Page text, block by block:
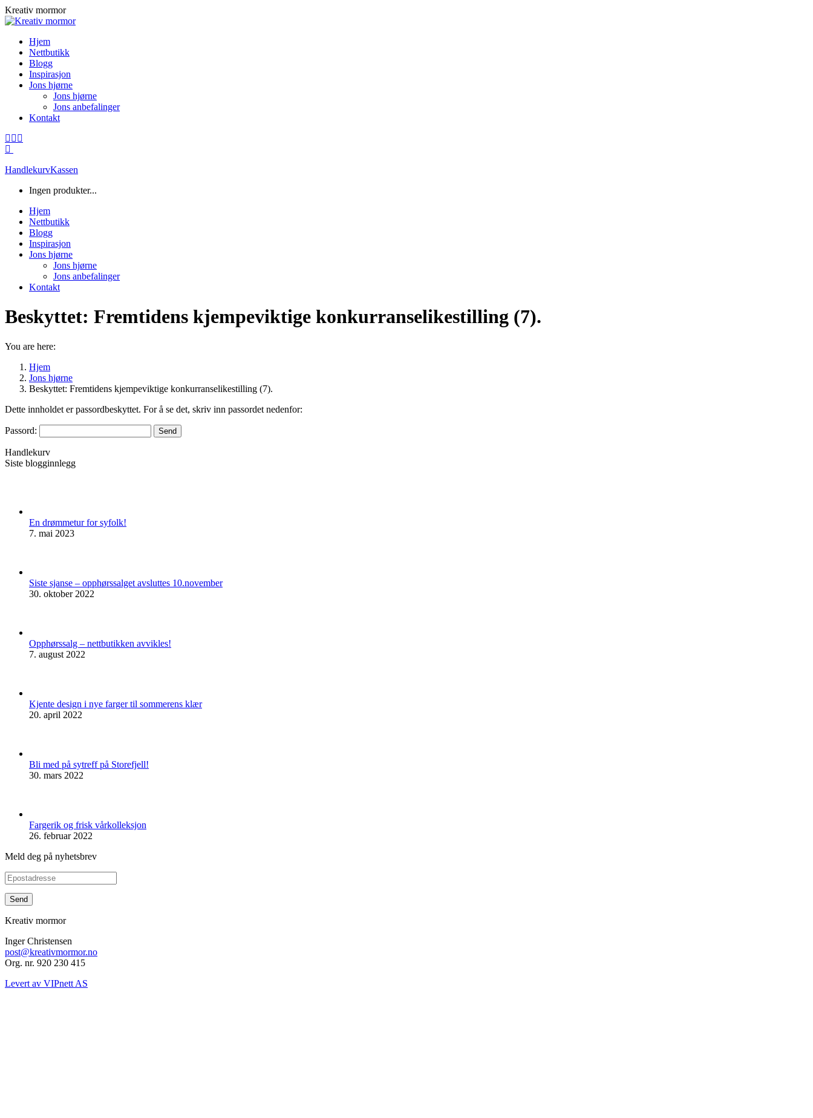
Skip
to
Kreativ mormor
Hjem
Nettbutikk
Blogg
Inspirasjon
Jons hjørne
Jons hjørne
Jons anbefalinger
Kontakt
Facebook
in
window
Instagram
in
window
in
window
HandlekurvKassen
Ingen produkter...
Hjem
Nettbutikk
Blogg
Inspirasjon
Jons hjørne
Jons hjørne
Jons anbefalinger
Kontakt
Beskyttet: Fremtidens kjempeviktige konkurranselikestilling (7).
You are here:
Hjem
Jons hjørne
Beskyttet: Fremtidens kjempeviktige konkurranselikestilling (7).
Dette innholdet er passordbeskyttet. For å se det, skriv inn passordet nedenfor:
Passord:
Handlekurv
Siste blogginnlegg
En drømmetur for syfolk!
7. mai 2023
Siste sjanse – opphørssalget avsluttes 10.november
30. oktober 2022
Opphørssalg – nettbutikken avvikles!
7. august 2022
Kjente design i nye farger til sommerens klær
20. april 2022
Bli med på sytreff på Storefjell!
30. mars 2022
Fargerik og frisk vårkolleksjon
26. februar 2022
Meld deg på nyhetsbrev
Kreativ mormor
Inger Christensen
post@kreativmormor.no
Org. nr. 920 230 415
Levert av VIPnett AS